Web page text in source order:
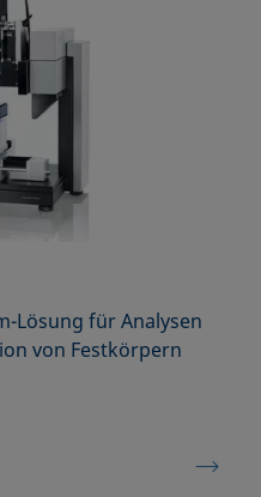
Lösung für Analysen
von Festkörpern